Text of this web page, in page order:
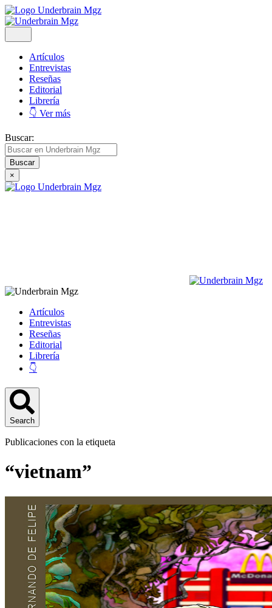
Artículos
Entrevistas
Reseñas
Editorial
Librería
👇 Ver más
Buscar:
×
Artículos
Entrevistas
Reseñas
Editorial
Librería
👇
Search
Publicaciones con la etiqueta
“vietnam”